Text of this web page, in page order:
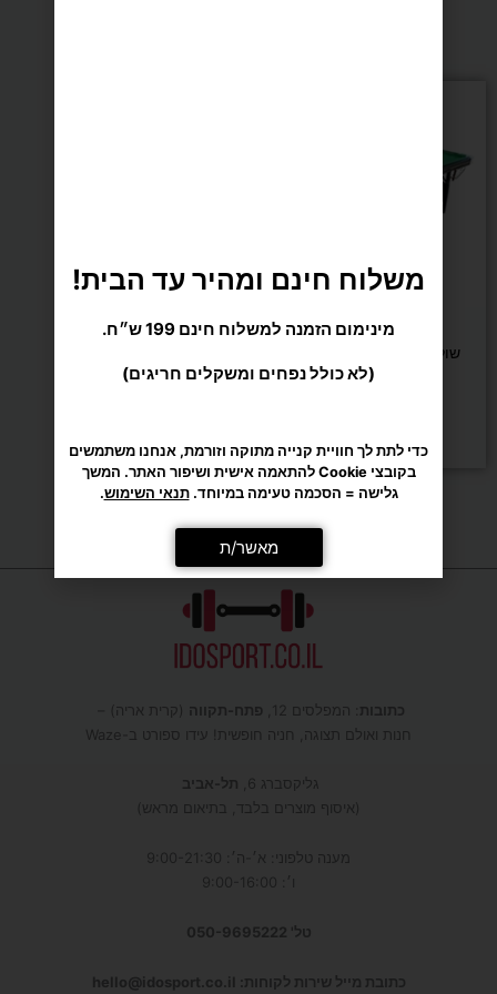
לבחירה
ביליארד וסנוקר
סופרליג דיימונד
הוספה לסל
כתובות : המפלסים 12, פתח-תקווה (קרית אריה) –
חנות ואולם תצוגה, חניה חופשית! עידו ספורט ב-Waze
גליקסברג 6,
תל-אביב
(איסוף מוצרים בלבד, בתיאום מראש)
מענה טלפוני: א׳-ה׳: 9:00-21:30
ו׳: 9:00-16:00
טל' 050-9695222
כתובת מייל שירות לקוחות: hello@idosport.co.il
משלוח חינם ומהיר עד הבית!
מינימום הזמנה למשלוח חינם 199 ש״ח.
(לא כולל נפחים ומשקלים חריגים)
כדי לתת לך חוויית קנייה מתוקה וזורמת, אנחנו משתמשים
בקובצי Cookie להתאמה אישית ושיפור האתר. המשך
גלישה = הסכמה טעימה במיוחד.תנאי השימוש.
מאשר/ת